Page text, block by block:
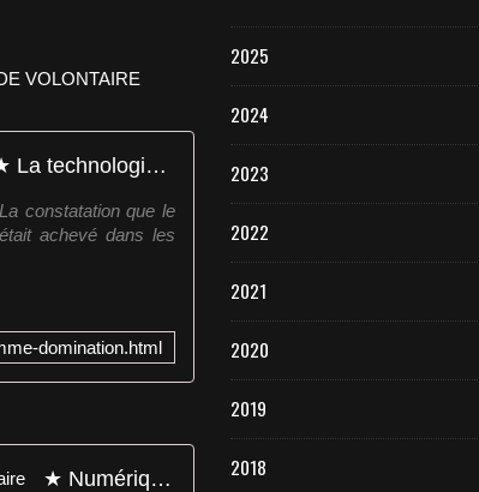
★ La technologie comme domination - Socialisme libertaire
constatation que le
achevé dans les
domination.html
★ Numérique : le virtuel, une pollution réelle - Socialisme libertaire
2025
2024
2023
2022
2021
2020
2019
2018